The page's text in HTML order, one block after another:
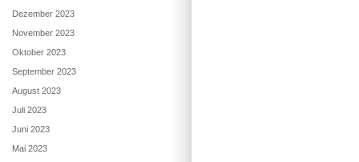
Dezember 2023
November 2023
Oktober 2023
September 2023
August 2023
Juli 2023
Juni 2023
Mai 2023